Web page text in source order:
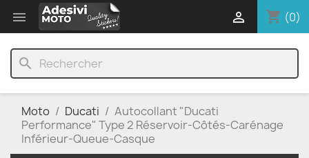
 shopping_cart (0)

search
Moto Ducati
Autocollant "Ducati
Performance" Type 2 Réservoir-Côtés-Carénage
Inférieur-Queue-Casque